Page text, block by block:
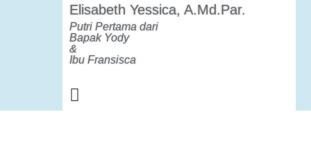
Elisabeth Yessica, A.Md.Par.
Putri Pertama dari
Bapak Yody
&
Ibu Fransisca